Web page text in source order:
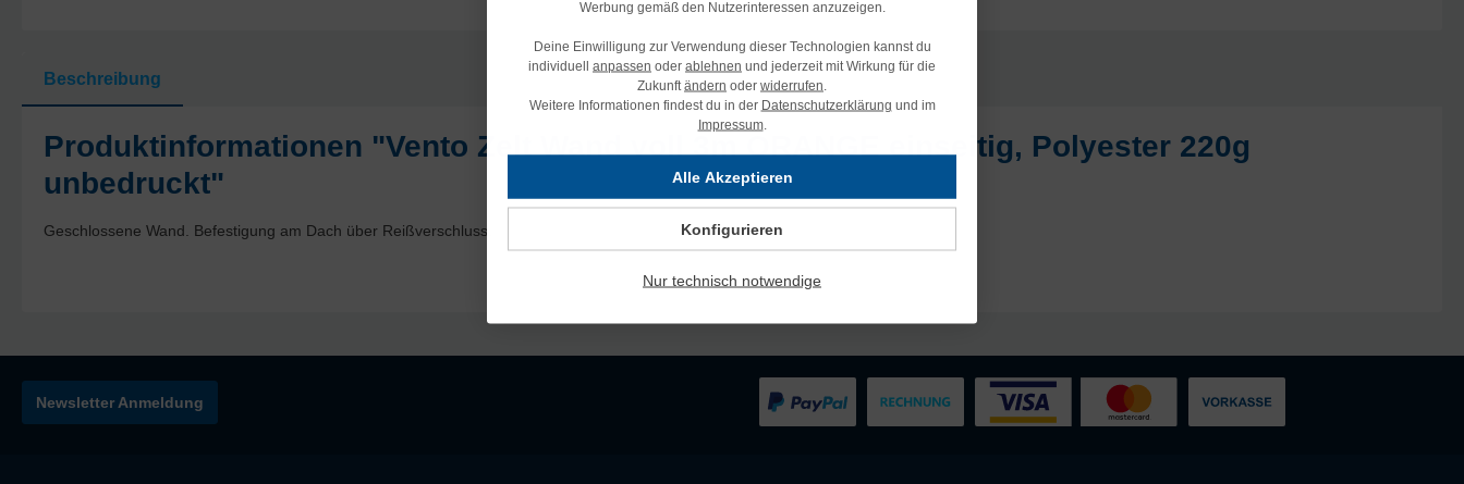
Beschreibung
Produktinformationen "Vento Zelt Wand voll 3m ORANGE einseitig, Polyester 220g
unbedruckt"
Geschlossene Wand. Befestigung am Dach über Reißverschluss.
Newsletter Anmeldung
Werbung gemäß den Nutzerinteressen anzuzeigen.
Deine Einwilligung zur Verwendung dieser Technologien kannst du
individuell anpassen oder ablehnen und jederzeit mit Wirkung für die
Zukunft ändern oder widerrufen
Weitere Informationen findest du in der Datenschutzerklärung und im
Impressum.
Nur technisch notwendige
Konfigurieren
Alle Akzeptieren